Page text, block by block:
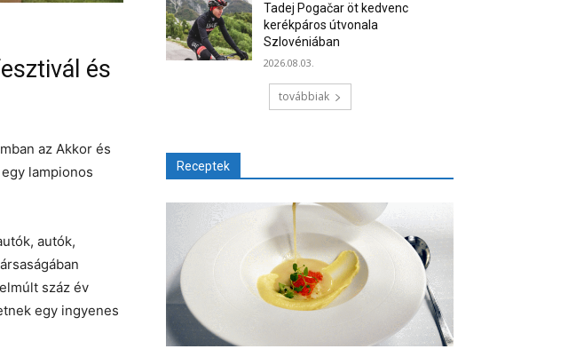
és
az Akkor és
lampionos
autók,
száz év
egy ingyenes
Tadej Pogačar öt kedvenc
kerékpáros útvonala
Szlovéniában
2026.08.03.
továbbiak
Receptek